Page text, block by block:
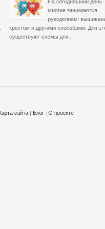
На сегодняшний день
многие занимаются
рукоделием:
крестом и другими способами. Для
существуют схемы для...
сайта | Блог | О проекте